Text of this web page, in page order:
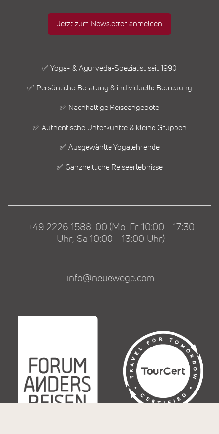
Jetzt zum Newsletter anmelden
✅ Yoga- & Ayurveda-Spezialist seit 1990
✅ Persönliche Beratung & individuelle Betreuung
✅ Nachhaltige Reiseangebote
✅ Authentische Unterkünfte & kleine Gruppen
✅ Ausgewählte Yogalehrende
✅ Ganzheitliche Reiseerlebnisse
+49 2226 1588-00 (Mo-Fr 10:00 - 17:30
Uhr, Sa 10:00 - 13:00 Uhr)
info@neuewege.com